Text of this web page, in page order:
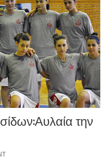
την